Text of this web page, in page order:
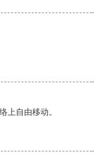
上自由移动。